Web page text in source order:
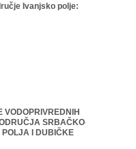
Ivanjsko polje:
VODOPRIVREDNIH
SRBAČKO-
POLJA I DUBIČKE